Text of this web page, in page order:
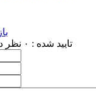
تایید شده : ۰ نظر